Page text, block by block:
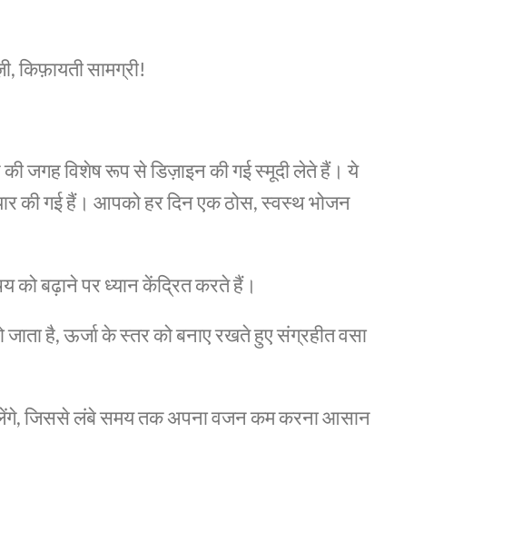
किफ़ायती सामग्री!
की जगह विशेष रूप से डिज़ाइन की गई स्मूदी लेते हैं। ये
की गई हैं। आपको हर दिन एक ठोस, स्वस्थ भोजन
बढ़ाने पर ध्यान केंद्रित करते हैं।
है, ऊर्जा के स्तर को बनाए रखते हुए संग्रहीत वसा
जिससे लंबे समय तक अपना वजन कम करना आसान